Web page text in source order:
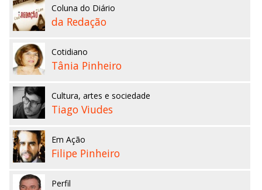
Coluna do Diário
da Redação
Cotidiano
Tânia Pinheiro
Cultura, artes e sociedade
Tiago Viudes
Em Ação
Filipe Pinheiro
Perfil